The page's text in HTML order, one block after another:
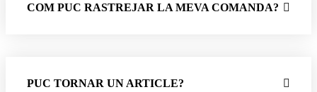
COM PUC RASTREJAR LA MEVA COMANDA?
PUC TORNAR UN ARTICLE?